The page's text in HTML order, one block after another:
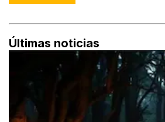
Últimas noticias